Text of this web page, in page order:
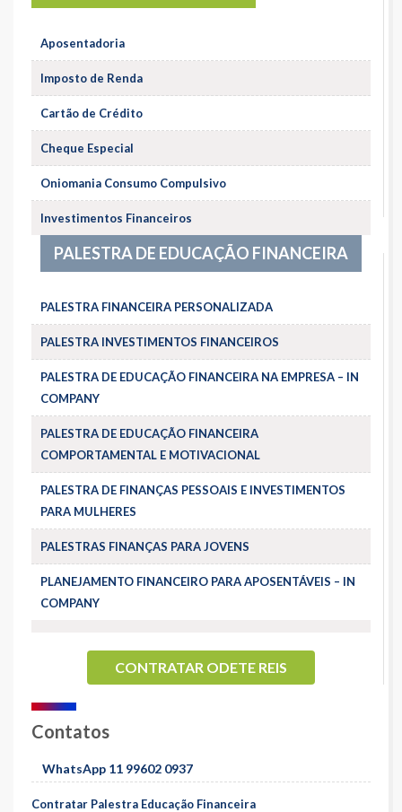
Aposentadoria
Imposto de Renda
Cartão de Crédito
Cheque Especial
Oniomania Consumo Compulsivo
Investimentos Financeiros
PALESTRA DE EDUCAÇÃO FINANCEIRA
PALESTRA FINANCEIRA PERSONALIZADA
PALESTRA INVESTIMENTOS FINANCEIROS
PALESTRA DE EDUCAÇÃO FINANCEIRA NA EMPRESA – IN
COMPANY
PALESTRA DE EDUCAÇÃO FINANCEIRA
COMPORTAMENTAL E MOTIVACIONAL
PALESTRA DE FINANÇAS PESSOAIS E INVESTIMENTOS
PARA MULHERES
PALESTRAS FINANÇAS PARA JOVENS
PLANEJAMENTO FINANCEIRO PARA APOSENTÁVEIS – IN
COMPANY
CONTRATAR ODETE REIS
Contatos
WhatsApp 11 99602 0937
Contratar Palestra Educação Financeira